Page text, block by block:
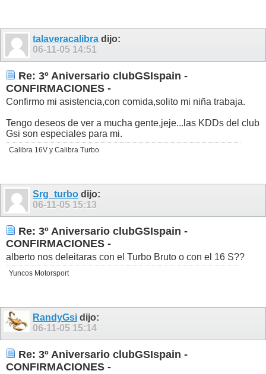
talaveracalibra dijo:
06-11-05 14:51
Re: 3º Aniversario clubGSIspain -
CONFIRMACIONES -
Confirmo mi asistencia,con comida,solito mi niña trabaja.
Tengo deseos de ver a mucha gente,jeje...las KDDs del club
Gsi son especiales para mi.
Calibra 16V y Calibra Turbo
Srg_turbo dijo:
06-11-05 15:13
Re: 3º Aniversario clubGSIspain -
CONFIRMACIONES -
alberto nos deleitaras con el Turbo Bruto o con el 16 S??
Yuncos Motorsport
RandyGsi dijo:
06-11-05 15:14
Re: 3º Aniversario clubGSIspain -
CONFIRMACIONES -